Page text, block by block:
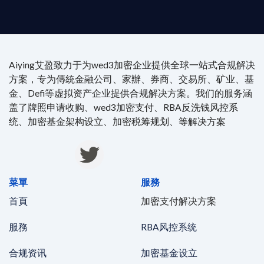
Aiying艾盈致力于为wed3加密企业提供全球一站式合规解决
方案，专为傳統金融公司、家辦、券商、交易所、矿业、基
金、Defi等虚拟资产企业提供合规解决方案。我们的服务涵
盖了牌照申请收购、wed3加密支付、RBA反洗钱风控系
统、加密基金架构设立、加密税筹规划、等解决方案
菜單
首頁
服務
合规资讯
服務
加密支付解决方案
RBA风控系统
加密基金设立